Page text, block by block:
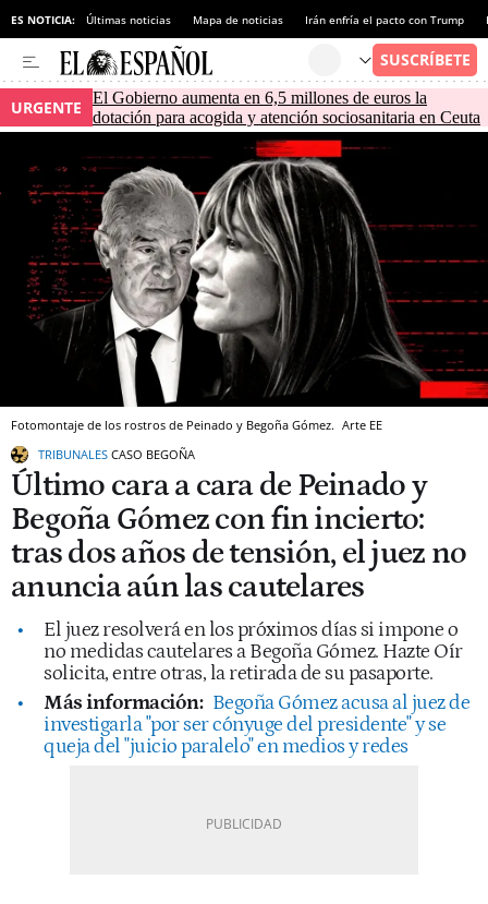
ES NOTICIA: Últimas noticias Mapa de noticias Irán enfría el pacto con Trump
URGENTE
El Gobierno aumenta en 6,5 millones de euros la
dotación para acogida y atención sociosanitaria en Ceuta
Fotomontaje de los rostros de Peinado y Begoña Gómez. Arte EE
TRIBUNALES CASO BEGOÑA
Último cara a cara de Peinado y
Begoña Gómez con fin incierto:
tras dos años de tensión, el juez no
anuncia aún las cautelares
El juez resolverá en los próximos días si impone o
no medidas cautelares a Begoña Gómez. Hazte Oír
solicita, entre otras, la retirada de su pasaporte.
Más información: Begoña Gómez acusa al juez de
investigarla "por ser cónyuge del presidente" y se
queja del "juicio paralelo" en medios y redes